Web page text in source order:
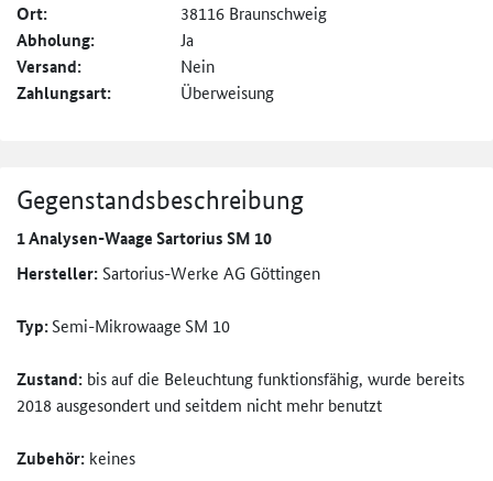
Ort: 38116 Braunschweig
Abholung: Ja
Versand: Nein
Zahlungsart: Überweisung
Gegenstandsbeschreibung
1 Analysen-Waage Sartorius SM 10
Hersteller: Sartorius-Werke AG Göttingen
Typ:Semi-Mikrowaage SM 10
Zustand: bis auf die Beleuchtung funktionsfähig, wurde bereits
2018 ausgesondert und seitdem nicht mehr benutzt
Zubehör: keines